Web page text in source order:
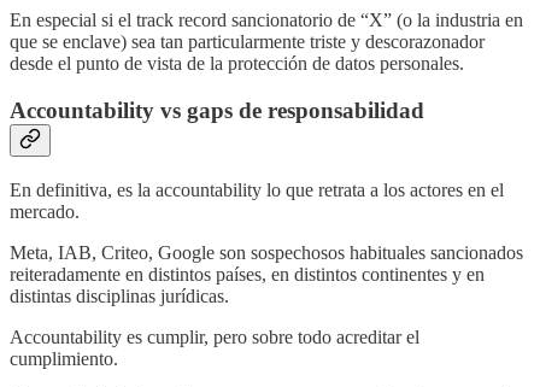
En especial si el track record sancionatorio de “X” (o la industria en
que se enclave) sea tan particularmente triste y descorazonador
desde el punto de vista de la protección de datos personales.
Accountability vs gaps de responsabilidad
En definitiva, es la accountability lo que retrata a los actores en el
mercado.
Meta, IAB, Criteo, Google son sospechosos habituales sancionados
reiteradamente en distintos países, en distintos continentes y en
distintas disciplinas jurídicas.
Accountability es cumplir, pero sobre todo acreditar el
cumplimiento.